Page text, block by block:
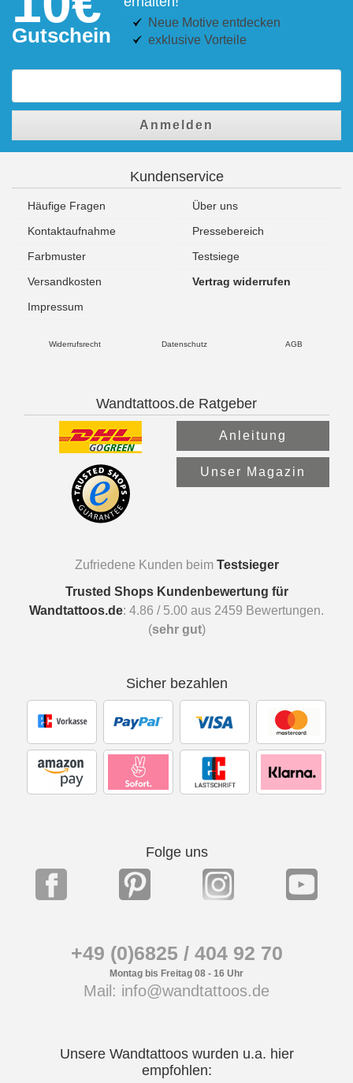
Gutschein
Neue Motive entdecken
exklusive Vorteile
Anmelden
Kundenservice
Häufige Fragen
Über uns
Kontaktaufnahme
Pressebereich
Farbmuster
Testsiege
Versandkosten
Vertrag widerrufen
Impressum
Widerrufsrecht Datenschutz AGB
Wandtattoos.de Ratgeber
Anleitung
Unser Magazin
Zufriedene Kunden beim Testsieger
Trusted Shops Kundenbewertung für
Wandtattoos.de: 4.86 / 5.00 aus 2459 Bewertungen.
(sehr gut)
Sicher bezahlen
Folge uns
+49 (0)6825 / 404 92 70
Montag bis Freitag 08 - 16 Uhr
Mail: info@wandtattoos.de
Unsere Wandtattoos wurden u.a. hier
empfohlen: